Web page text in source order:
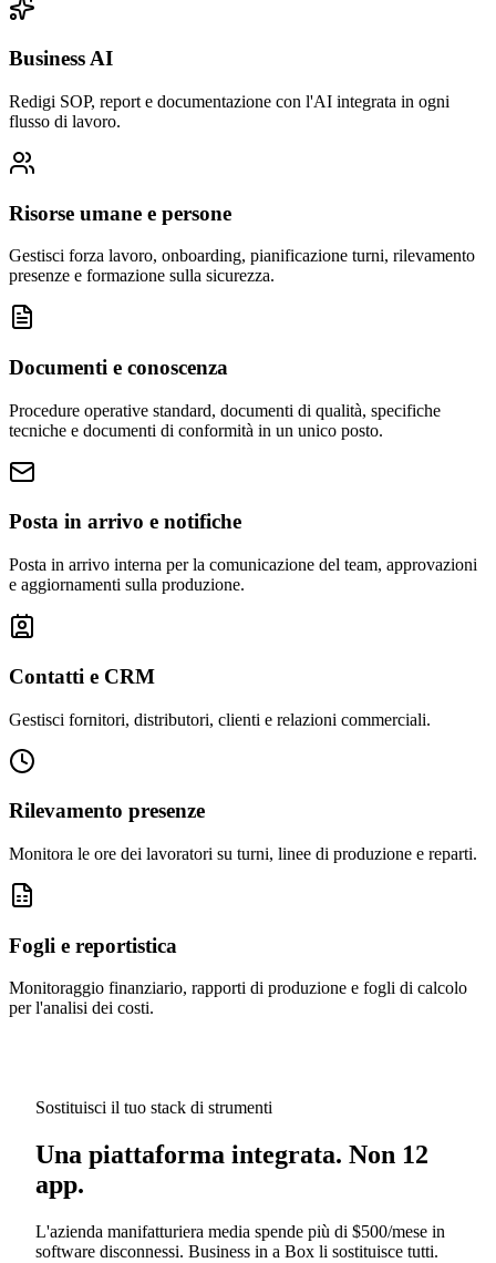
Business AI
Redigi SOP, report e documentazione con l'AI integrata in ogni
flusso di lavoro.
Risorse umane e persone
Gestisci forza lavoro, onboarding, pianificazione turni, rilevamento
presenze e formazione sulla sicurezza.
Documenti e conoscenza
Procedure operative standard, documenti di qualità, specifiche
tecniche e documenti di conformità in un unico posto.
Posta in arrivo e notifiche
Posta in arrivo interna per la comunicazione del team, approvazioni
e aggiornamenti sulla produzione.
Contatti e CRM
Gestisci fornitori, distributori, clienti e relazioni commerciali.
Rilevamento presenze
Monitora le ore dei lavoratori su turni, linee di produzione e reparti.
Fogli e reportistica
Monitoraggio finanziario, rapporti di produzione e fogli di calcolo
per l'analisi dei costi.
Sostituisci il tuo stack di strumenti
Una piattaforma integrata. Non 12
app.
L'azienda manifatturiera media spende più di $500/mese in
software disconnessi. Business in a Box li sostituisce tutti.